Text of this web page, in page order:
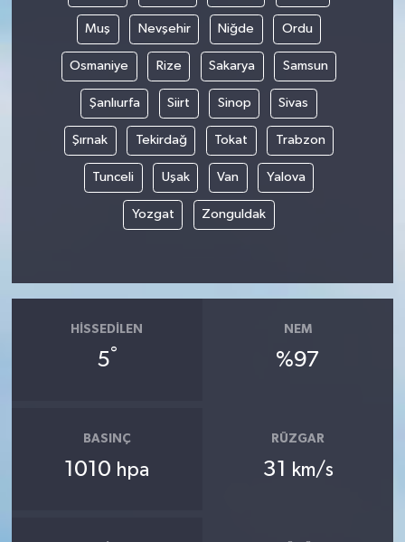
Muş Nevşehir Niğde Ordu
Osmaniye Rize Sakarya Samsun
Şanlıurfa Siirt Sinop Sivas
Şırnak Tekirdağ Tokat Trabzon
Tunceli Uşak Van Yalova
Yozgat Zonguldak
HISSEDILEN
5°
NEM
%97
BASINÇ
1010 hpa
RÜZGAR
31 km/s